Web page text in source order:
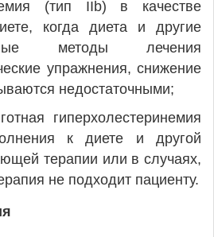
(тип IIb) в качестве
когда диета и другие
методы лечения
упражнения, снижение
недостаточными;
гиперхолестеринемия
к диете и другой
терапии или в случаях,
не подходит пациенту.